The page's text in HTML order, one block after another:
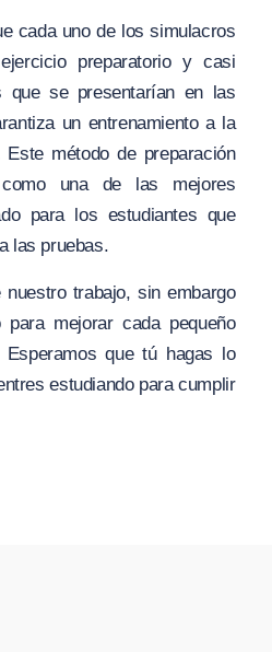
cada uno de los simulacros
preparatorio y casi
que se presentarían en las
un entrenamiento a la
método de preparación
una de las mejores
para los estudiantes que
las pruebas.
trabajo, sin embargo
para mejorar cada pequeño
Esperamos que tú hagas lo
estudiando para cumplir